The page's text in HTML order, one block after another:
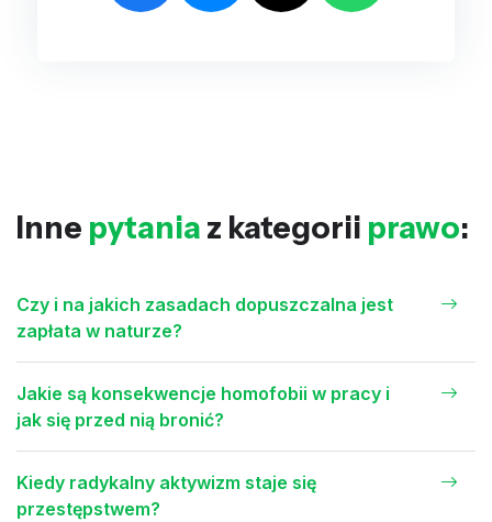
Inne pytania z kategorii prawo:
Czy i na jakich zasadach dopuszczalna jest
zapłata w naturze?
Jakie są konsekwencje homofobii w pracy i
jak się przed nią bronić?
Kiedy radykalny aktywizm staje się
przestępstwem?